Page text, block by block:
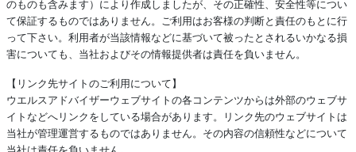
のものも含みます）により作成しましたが、その正確性、安全性等につい
て保証するものではありません。ご利用はお客様の判断と責任のもとに行
って下さい。利用者が当該情報などに基づいて被ったとされるいかなる損
害についても、当社およびその情報提供者は責任を負いません。
【リンク先サイトのご利用について】
ウエルスアドバイザーウェブサイトの各コンテンツからは外部のウェブサ
イトなどへリンクをしている場合があります。リンク先のウェブサイトは
当社が管理運営するものではありません。その内容の信頼性などについて